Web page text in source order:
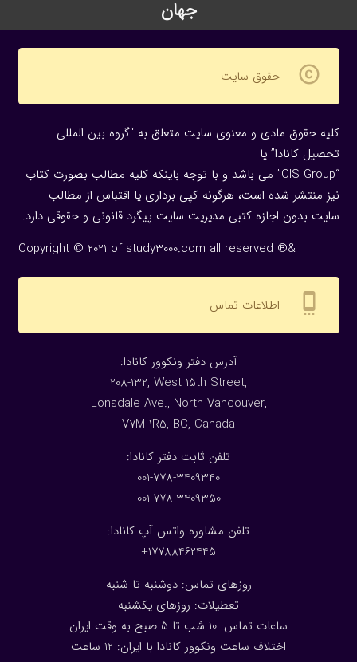
جهان
copyright حقوق سایت
کلیه حقوق مادی و معنوی سایت متعلق به “گروه بین المللی
تحصیل کانادا” یا
“CIS Group” می باشد و با توجه باینکه کلیه مطالب بصورت کتاب
نیز منتشر شده است، هرگونه كپی برداری یا اقتباس از مطالب
سایت بدون اجازه كتبی مدیریت سایت پیگرد قانونی و حقوقی دارد.
Copyright © 2021 of study3000.com all reserved ®&
settings_cell اطلاعات تماس
:آدرس دفتر ونکوور کانادا
208-132, West 15th Street,
Lonsdale Ave., North Vancouver,
V7M 1R5, BC, Canada
:تلفن ثابت دفتر کانادا
001-778-3409340
001-778-3409350
تلفن مشاوره واتس آپ کانادا:
17788462445+
روزهای تماس: دوشنبه تا شنبه
تعطیلات: روزهای یکشنبه
ساعات تماس: 10 شب تا 5 صبح به وقت ایران
اختلاف ساعت ونکوور کانادا با ایران: 1 2 ساعت